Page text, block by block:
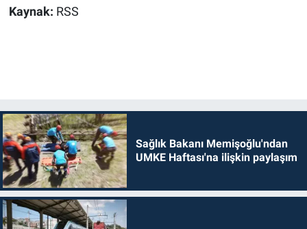
Kaynak: RSS
Sağlık Bakanı Memişoğlu'ndan
UMKE Haftası'na ilişkin paylaşım